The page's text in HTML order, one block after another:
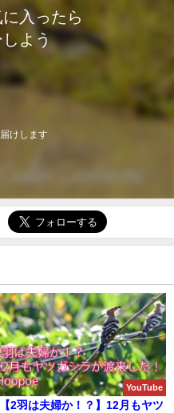
入ったら
しよう
けします
YouTube
【2羽は夫婦か！？】12月もヤツ